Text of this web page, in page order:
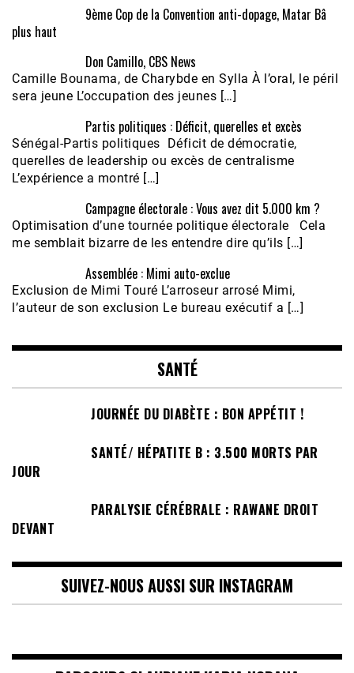
9ème Cop de la Convention anti-dopage, Matar Bâ
plus haut
Don Camillo, CBS News
Camille Bounama, de Charybde en Sylla À l’oral, le péril
sera jeune L’occupation des jeunes […]
Partis politiques : Déficit, querelles et excès
Sénégal-Partis politiques Déficit de démocratie,
querelles de leadership ou excès de centralisme
L’expérience a montré […]
Campagne électorale : Vous avez dit 5.000 km ?
Optimisation d’une tournée politique électorale Cela
me semblait bizarre de les entendre dire qu’ils […]
Assemblée : Mimi auto-exclue
Exclusion de Mimi Touré L’arroseur arrosé Mimi,
l’auteur de son exclusion Le bureau exécutif a […]
SANTÉ
JOURNÉE DU DIABÈTE : BON APPÉTIT !
SANTÉ/ HÉPATITE B : 3.500 MORTS PAR
JOUR
PARALYSIE CÉRÉBRALE : RAWANE DROIT
DEVANT
SUIVEZ-NOUS AUSSI SUR INSTAGRAM